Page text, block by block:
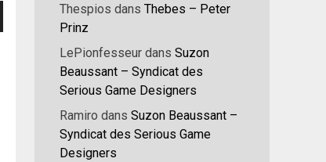
Thespios dans Thebes – Peter
Prinz
LePionfesseur dans Suzon
Beaussant – Syndicat des
Serious Game Designers
Ramiro dans Suzon Beaussant –
Syndicat des Serious Game
Designers